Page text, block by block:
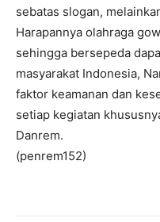
sebatas slogan,
Harapannya olahraga
sehingga bersepeda
masyarakat Indonesia,
faktor keamanan dan
setiap kegiatan
Danrem.
(penrem152)